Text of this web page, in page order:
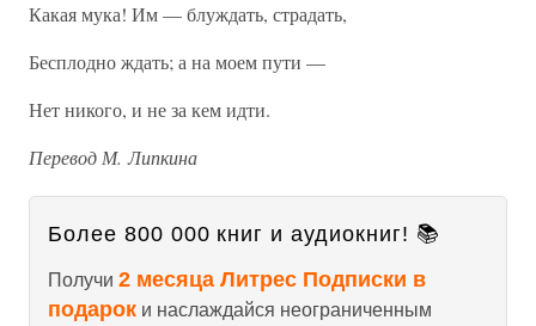
Какая мука! Им — блуждать, страдать,
Бесплодно ждать; а на моем пути —
Нет никого, и не за кем идти.
Перевод М. Липкина
Более 800 000 книг и аудиокниг! 📚
Получи 2 месяца Литрес Подписки в
подарок и наслаждайся неограниченным